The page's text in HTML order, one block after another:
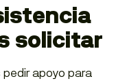
solicitar
apoyo para